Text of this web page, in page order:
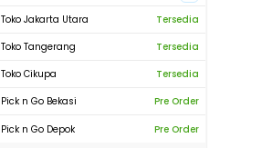
Toko Jakarta Utara
Tersedia
Toko Tangerang
Tersedia
Toko Cikupa
Tersedia
Pick n Go Bekasi
Pre Order
Pick n Go Depok
Pre Order